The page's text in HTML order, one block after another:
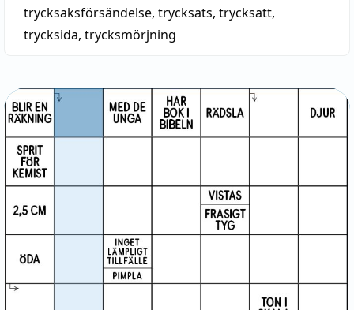
trycksaksförsändelse, trycksats, trycksatt,
trycksida, trycksmörjning